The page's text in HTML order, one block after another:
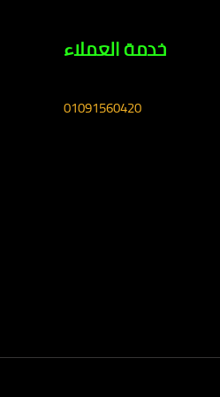
خدمة العملاء
01091560420